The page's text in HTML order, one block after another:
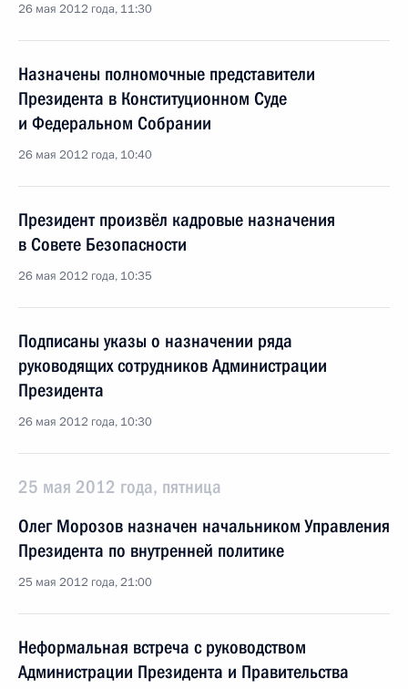
26 мая 2012 года, 11:30
Назначены полномочные представители
Президента в Конституционном Суде
и Федеральном Собрании
26 мая 2012 года, 10:40
Президент произвёл кадровые назначения
в Совете Безопасности
26 мая 2012 года, 10:35
Подписаны указы о назначении ряда
руководящих сотрудников Администрации
Президента
26 мая 2012 года, 10:30
25 мая 2012 года, пятница
Олег Морозов назначен начальником Управления
Президента по внутренней политике
25 мая 2012 года, 21:00
Неформальная встреча с руководством
Администрации Президента и Правительства